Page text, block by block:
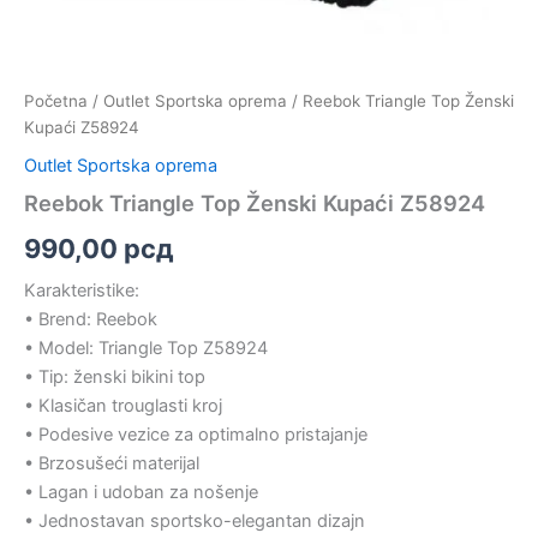
Početna / Outlet Sportska oprema / Reebok Triangle Top Ženski
Kupaći Z58924
Outlet Sportska oprema
Reebok Triangle Top Ženski Kupaći Z58924
990,00 рсд
Karakteristike:
• Brend: Reebok
• Model: Triangle Top Z58924
• Tip: ženski bikini top
• Klasičan trouglasti kroj
• Podesive vezice za optimalno pristajanje
• Brzosušeći materijal
• Lagan i udoban za nošenje
• Jednostavan sportsko-elegantan dizajn